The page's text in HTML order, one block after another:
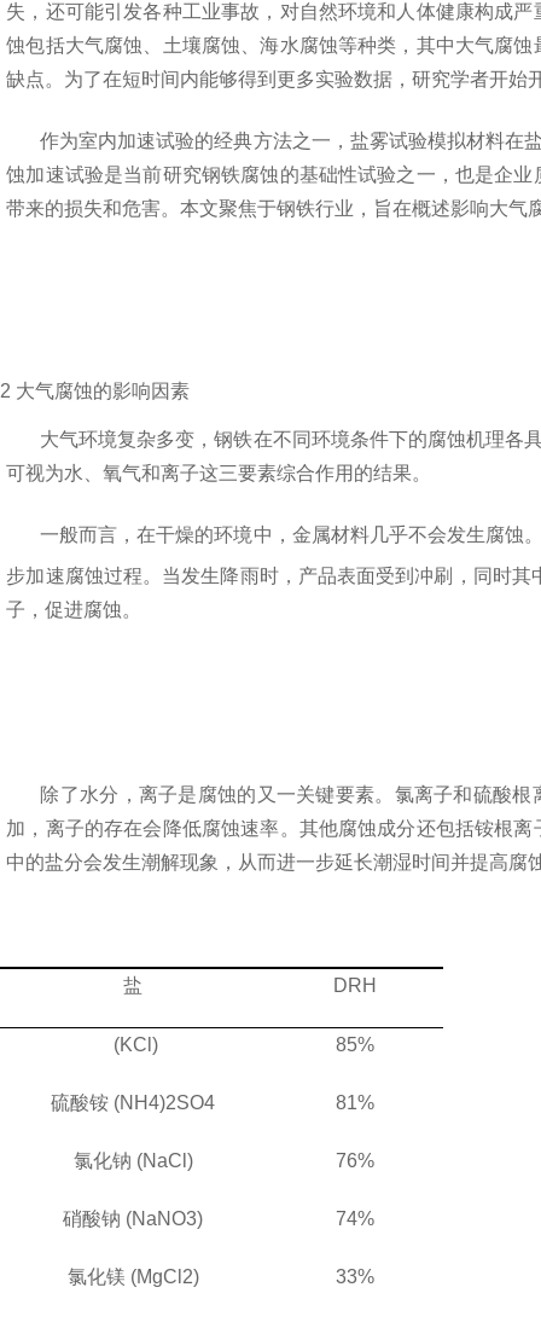
失，还可能引发各种工业事故，对自然环境和人体健康构成
蚀包括大气腐蚀、土壤腐蚀、海水腐蚀等种类，其中大气腐
缺点。为了在短时间内能够得到更多实验数据，研究学者开始
作为室内加速试验的经典方法之一，盐雾试验模拟材料在
蚀加速试验是当前研究钢铁腐蚀的基础性试验之一，也是企
带来的损失和危害。本文聚焦于钢铁行业，旨在概述影响大气
2 大气腐蚀的影响因素
大气环境复杂多变，钢铁在不同环境条件下的腐蚀机理各
可视为水、氧气和离子这三要素综合作用的结果。
一般而言，在干燥的环境中，金属材料几乎不会发生腐蚀
步加速腐蚀过程。当发生降雨时，产品表面受到冲刷，同时
子，促进腐蚀。
除了水分，离子是腐蚀的又一关键要素。氯离子和硫酸
加，离子的存在会降低腐蚀速率。其他腐蚀成分还包括铵根离
中的盐分会发生潮解现象，从而进一步延长潮湿时间并提高腐
盐 DRH
(KCl ) 85%
硫酸铵 (NH4)2SO4 81%
氯化钠 (NaCl) 76%
硝酸钠 (NaNO3) 74%
氯化镁 (MgCl2) 33%